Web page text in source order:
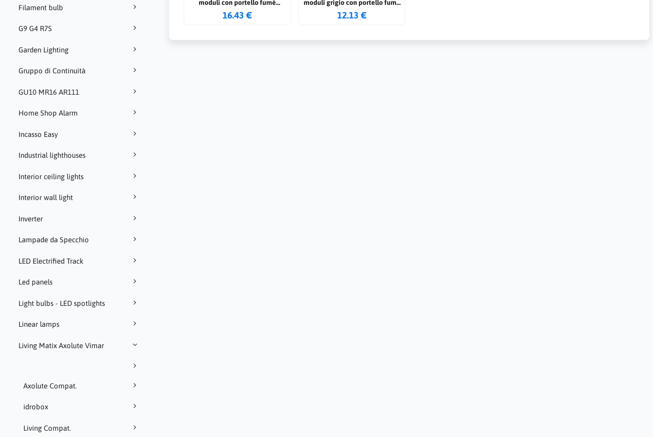
Filament bulb
G9 G4 R7S
Garden Lighting
Gruppo di Continuità
GU10 MR16 AR111
Home Shop Alarm
Incasso Easy
Industrial lighthouses
Interior ceiling lights
Interior wall light
Inverter
Lampade da Specchio
LED Electrified Track
Led panels
Light bulbs - LED spotlights
Linear lamps
Living Matix Axolute Vimar
Axolute Compat.
idrobox
Living Compat.
moduli con portello fumè
215x200x105mm IP65
16.43 €
moduli grigio con portello fumè
145x200x105mm IP65
12.13 €